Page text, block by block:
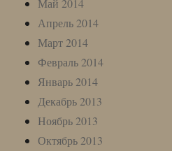
Май 2014
Апрель 2014
Март 2014
Февраль 2014
Январь 2014
Декабрь 2013
Ноябрь 2013
Октябрь 2013